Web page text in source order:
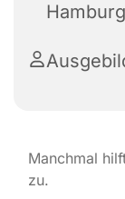
Hamburg
Manchmal
zu.